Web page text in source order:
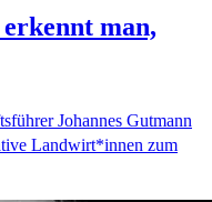
man,
Johannes Gutmann
Landwirt*innen zum